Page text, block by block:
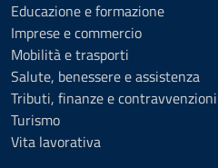
Educazione e formazione
Imprese e commercio
Mobilità e trasporti
Salute, benessere e assistenza
Tributi, finanze e contravvenzioni
Turismo
Vita lavorativa